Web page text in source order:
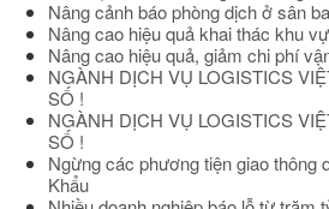
Nâng cảnh báo phòng dịch ở sân
Nâng cao hiệu quả khai thác khu
Nâng cao hiệu quả, giảm chi phí
NGÀNH DỊCH VỤ LOGISTICS
SỐ !
NGÀNH DỊCH VỤ LOGISTICS
SỐ !
Ngừng các phương tiện giao thông
Khẩu